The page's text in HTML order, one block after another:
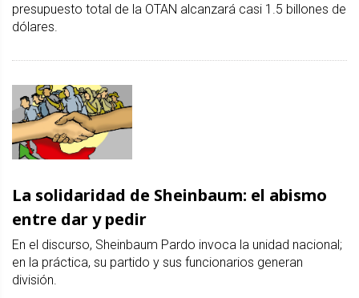
presupuesto total de la OTAN alcanzará casi 1.5 billones de
dólares.
La solidaridad de Sheinbaum: el abismo
entre dar y pedir
En el discurso, Sheinbaum Pardo invoca la unidad nacional;
en la práctica, su partido y sus funcionarios generan
división.